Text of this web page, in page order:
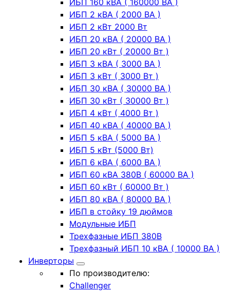
ИБП 160 кВА ( 160000 ВА )
ИБП 2 кВА ( 2000 ВА )
ИБП 2 кВт 2000 Вт
ИБП 20 кВА ( 20000 ВА )
ИБП 20 кВт ( 20000 Вт )
ИБП 3 кВА ( 3000 ВА )
ИБП 3 кВт ( 3000 Вт )
ИБП 30 кВА ( 30000 ВА )
ИБП 30 кВт ( 30000 Вт )
ИБП 4 кВт ( 4000 Вт )
ИБП 40 кВА ( 40000 ВА )
ИБП 5 кВА ( 5000 ВА )
ИБП 5 кВт (5000 Вт)
ИБП 6 кВА ( 6000 ВА )
ИБП 60 кВА 380В ( 60000 ВА )
ИБП 60 кВт ( 60000 Вт )
ИБП 80 кВА ( 80000 ВА )
ИБП в стойку 19 дюймов
Модульные ИБП
Трехфазные ИБП 380В
Трехфазный ИБП 10 кВА ( 10000 ВА )
Инверторы
По производителю:
Challenger